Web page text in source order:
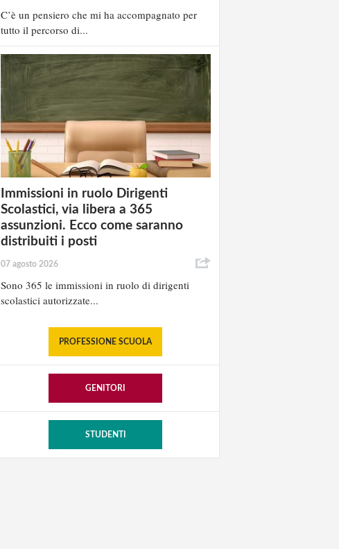
C’è un pensiero che mi ha accompagnato per
tutto il percorso di...
Immissioni in ruolo Dirigenti
Scolastici, via libera a 365
assunzioni. Ecco come saranno
distribuiti i posti
07 agosto 2026
Sono 365 le immissioni in ruolo di dirigenti
scolastici autorizzate...
PROFESSIONE SCUOLA
GENITORI
STUDENTI